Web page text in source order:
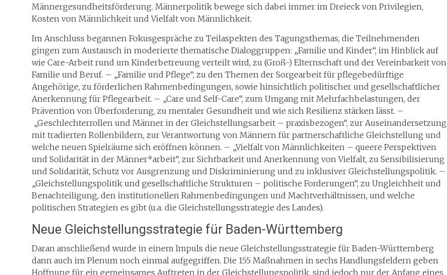
Männergesundheitsförderung. Männerpolitik bewege sich dabei immer im Dreieck von Privilegien,
Kosten von Männlichkeit und Vielfalt von Männlichkeit.
Im Anschluss begannen Fokusgespräche zu Teilaspekten des Tagungsthemas, die Teilnehmenden
gingen zum Austausch in moderierte thematische Dialoggruppen: „Familie und Kinder“, im Hinblick auf
wie Care-Arbeit rund um Kinderbetreuung verteilt wird, zu (Groß-) Elternschaft und der Vereinbarkeit von
Familie und Beruf. – „Familie und Pflege“, zu den Themen der Sorgearbeit für pflegebedürftige
Angehörige, zu förderlichen Rahmenbedingungen, sowie hinsichtlich politischer und gesellschaftlicher
Anerkennung für Pflegearbeit. – „Care und Self-Care“, zum Umgang mit Mehrfachbelastungen, der
Prävention von Überforderung, zu mentaler Gesundheit und wie sich Resilienz stärken lässt. –
„Geschlechterrollen und Männer in der Gleichstellungsarbeit – praxisbezogen“, zur Auseinandersetzung
mit tradierten Rollenbildern, zur Verantwortung von Männern für partnerschaftliche Gleichstellung und
welche neuen Spielräume sich eröffnen können. – „Vielfalt von Männlichkeiten – queere Perspektiven
und Solidarität in der Männer*arbeit“, zur Sichtbarkeit und Anerkennung von Vielfalt, zu Sensibilisierung
und Solidarität, Schutz vor Ausgrenzung und Diskriminierung und zu inklusiver Gleichstellungspolitik. –
„Gleichstellungspolitik und gesellschaftliche Strukturen – politische Forderungen“, zu Ungleichheit und
Benachteiligung, den institutionellen Rahmenbedingungen und Machtverhältnissen, und welche
politischen Strategien es gibt (u.a. die Gleichstellungsstrategie des Landes).
Neue Gleichstellungsstrategie für Baden-Württemberg
Daran anschließend wurde in einem Impuls die neue Gleichstellungsstrategie für Baden-Württemberg
dann auch im Plenum noch einmal aufgegriffen. Die 155 Maßnahmen in sechs Handlungsfeldern geben
Hoffnung für ein gemeinsames Auftreten in der Gleichstellungspolitik, sind jedoch nur der Anfang eines